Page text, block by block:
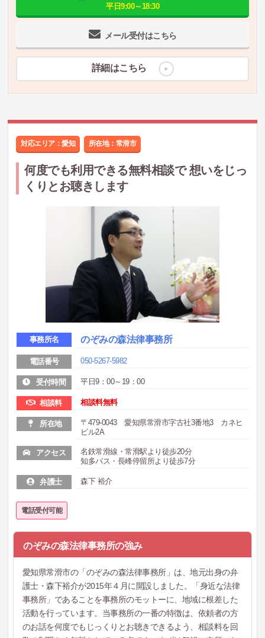
メール受付はこちら
平日9:00～18:30
詳細はこちら
対応エリア：愛知 所在地： 常滑市
何度でも利用できる無料相談で 想いをじっ
くりとお聴きします
事務所名 のぞみの森法律事務所
電話番号 050-5267-5982
受付時間 平日9：00～19：00
相談料 相談料無料
所在地
〒479-0043 愛知県常滑市字古社3番地3 カネヒ
ビル2A
アクセス
名鉄常滑線・常滑駅より徒歩20分
知多バス・長峰停留所より徒歩7分
弁護士 森下 裕介
電話受付可能
のぞみの森法律事務所の強み
愛知県常滑市の「のぞみの森法律事務所」は、地元出身の弁
護士・森下裕介が2015年４月に開設しました。「身近な法律
事務所」であることを事務所のモットーに、地域に根差した
活動を行っています。当事務所の一番の特徴は、依頼者の方
のお話を何度でもじっくりとお聴きできるよう、相談料を回